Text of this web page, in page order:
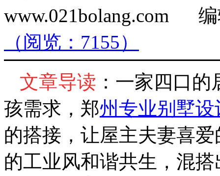
www.021bolang.com
（阅览：7155）
文章导读 ：一家四口
孩需求，郑州专业别墅
的搭接，让屋主夫妻喜
的工业风和谐共生，混